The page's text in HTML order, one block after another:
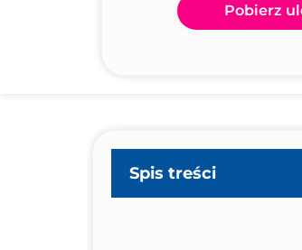
Pobierz
Spis treści